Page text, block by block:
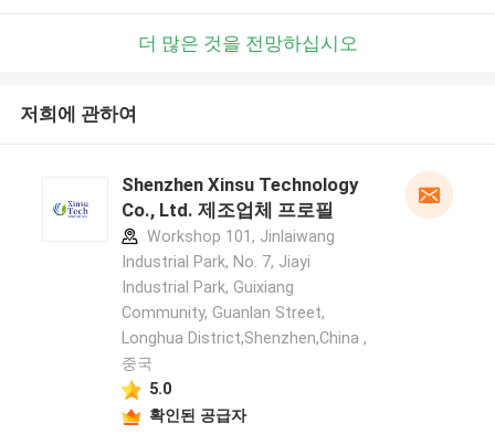
더 많은 것을 전망하십시오
저희에 관하여
Shenzhen Xinsu Technology
Co., Ltd. 제조업체 프로필
Workshop 101, Jinlaiwang
Industrial Park, No. 7, Jiayi
Industrial Park, Guixiang
Community, Guanlan Street,
Longhua District,Shenzhen,China ,
중국
5.0
확인된 공급자